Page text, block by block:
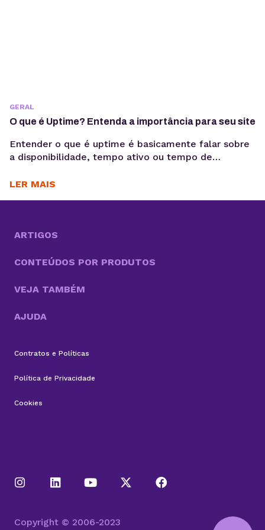
GERAL
O que é Uptime? Entenda a importância para seu site
Entender o que é uptime é basicamente falar sobre
a disponibilidade, tempo ativo ou tempo de
métrica que você precisa saber na hora de definir a
LER MAIS
ARTIGOS
CONTEÚDOS POR PRODUTOS
VEJA TAMBÉM
AJUDA
Contratos e Políticas
Política de Privacidade
Cookies
Copyright © 2006-2023